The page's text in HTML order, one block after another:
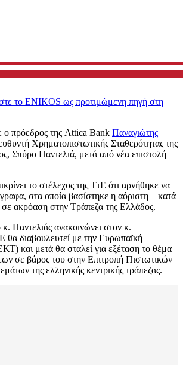
το ENIKOS ως προτιμώμενη πηγή στη
ο πρόεδρος της Attica Bank Παναγιώτης
Χρηματοπιστωτικής Σταθερότητας της
Σπύρο Παντελιά, μετά από νέα επιστολή
το στέλεχος της ΤτΕ ότι αρνήθηκε να
στα οποία βασίστηκε η αόριστη – κατά
σε ακρόαση στην Τράπεζα της Ελλάδος.
Παντελιάς ανακοινώνει στον κ.
θα διαβουλευτεί με την Ευρωπαϊκή
και μετά θα σταλεί για εξέταση το θέμα
σε βάρος του στην Επιτροπή Πιστωτικών
της ελληνικής κεντρικής τράπεζας.